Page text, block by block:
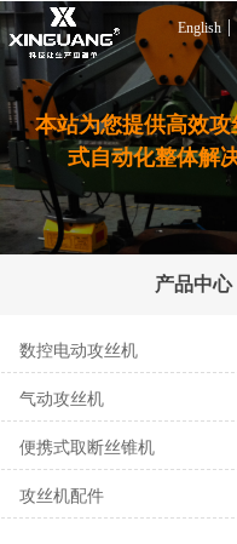
English
本站为您提供高效攻
式自动化整体解
产品中心
数控电动攻丝机
气动攻丝机
便携式取断丝锥机
攻丝机配件